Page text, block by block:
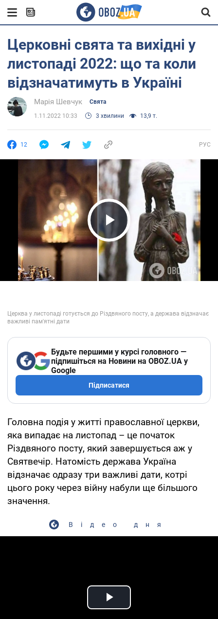
Церковні свята та вихідні у
листопаді 2022: що та коли
відзначатимуть в Україні
Марія Шевчук Свята
1.11.2022 10:33 3 хвилини 13,9 т.
12 РУС
Play Video
Будьте першими у курсі головного —
підпишіться на Новини на OBOZ.UA у
Google
Підписатися
Головна подія у житті православної церкви,
яка випадає на листопад – це початок
Різдвяного посту, який завершується аж у
Святвечір. Натомість держава Україна
відзначає одразу три важливі дати, котрі
цього року через війну набули ще більшого
значення.
Відео дня
Play Video